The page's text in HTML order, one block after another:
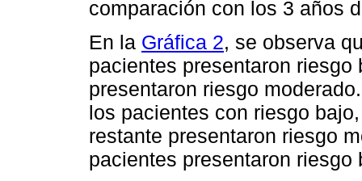
comparación con los 3 años
En la Gráfica 2, se observa
pacientes presentaron
presentaron riesgo
los pacientes con riesgo
restante presentaron riesgo
pacientes presentaron riesgo